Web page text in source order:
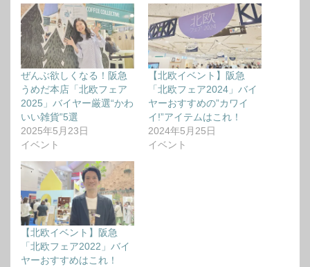
ぜんぶ欲しくなる！阪急
うめだ本店「北欧フェア
2025」バイヤー厳選“かわ
いい雑貨”5選
2025年5月23日
イベント
【北欧イベント】阪急
「北欧フェア2024」バイ
ヤーおすすめの”カワイ
イ!”アイテムはこれ！
2024年5月25日
イベント
【北欧イベント】阪急
「北欧フェア2022」バイ
ヤーおすすめはこれ！